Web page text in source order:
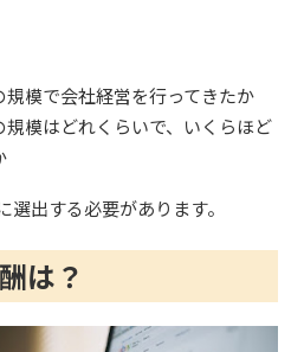
規模で会社経営を行ってきたか
模はどれくらいで、いくらほど
出する必要があります。
は？